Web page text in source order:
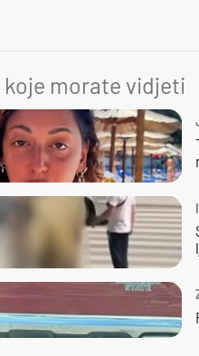
koje morate vidjeti